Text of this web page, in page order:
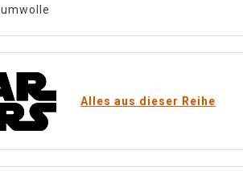
Alles aus dieser Reihe